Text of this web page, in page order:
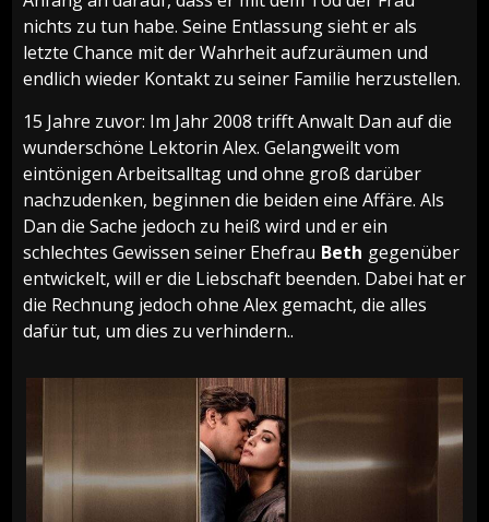
nichts zu tun habe. Seine Entlassung sieht er als
letzte Chance mit der Wahrheit aufzuräumen und
endlich wieder Kontakt zu seiner Familie herzustellen.
15 Jahre zuvor: Im Jahr 2008 trifft Anwalt Dan auf die
wunderschöne Lektorin Alex. Gelangweilt vom
eintönigen Arbeitsalltag und ohne groß darüber
nachzudenken, beginnen die beiden eine Affäre. Als
Dan die Sache jedoch zu heiß wird und er ein
schlechtes Gewissen seiner Ehefrau Beth gegenüber
entwickelt, will er die Liebschaft beenden. Dabei hat er
die Rechnung jedoch ohne Alex gemacht, die alles
dafür tut, um dies zu verhindern..